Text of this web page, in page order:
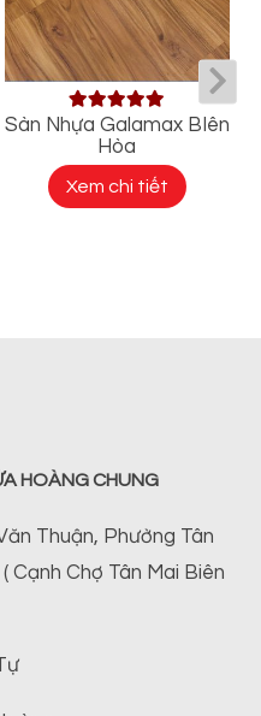
Sàn Nhựa Galamax BIên
Hòa
Xem chi tiết
HOÀNG CHUNG
Thuận, Phường Tân
Cạnh Chợ Tân Mai Biên